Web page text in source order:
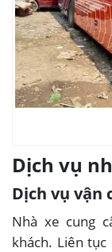
Dịch vụ
Dịch vụ vận
Nhà xe cung
khách. Liên